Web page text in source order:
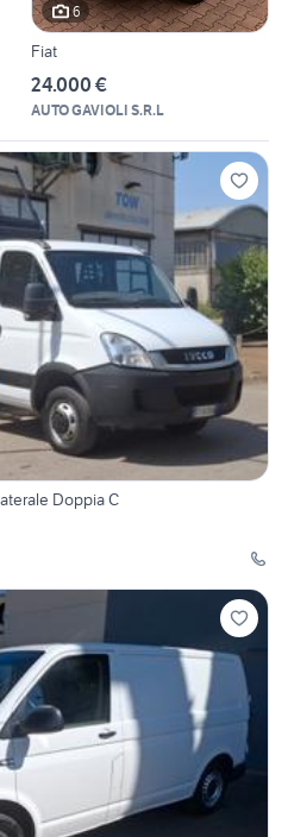
6
Fiat
24.000 €
AUTO GAVIOLI S.R.L
Doppia C